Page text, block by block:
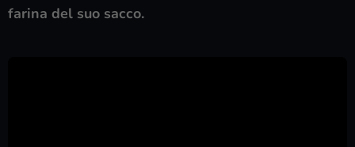
farina del suo sacco.